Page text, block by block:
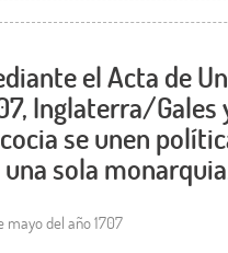
el Acta de
Inglaterra/Gales
se unen
una sola
mayo del año 1707